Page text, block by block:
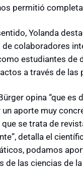
permitió
Yolanda
de colaboradores
estudiantes de
a través de las
opina “que
aporte muy
se trata de
detalla el
podamos
de las ciencias de